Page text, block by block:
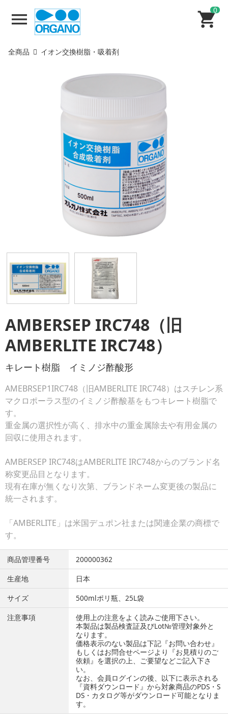
0
全商品 イオン交換樹脂・吸着剤
AMBERSEP IRC748（旧
AMBERLITE IRC748）
キレート樹脂 イミノジ酢酸形
AMEBRSEP1IRC748（旧AMBERLITE IRC748）はスチレン系
マクロポーラス型のイミノジ酢酸基をもつキレート樹脂で
す。
重金属の選択性が高く、排水中の重金属除去や有用金属の
回収に使用されます。
AMBERSEP IRC748はAMBERLITE IRC748からのブランド名
称変更品目となります。
現有在庫が無くなり次第、ブランドネーム変更後の製品に
統一されます。
「AMBERLITE」は米国デュポン社または関連企業の商標で
す。
商品管理番号
200000362
生産地
日本
サイズ
500mlポリ瓶、25L袋
注意事項
使用上の注意をよく読みご使用下さい。
本製品は製品検査証及びLot№管理対象外と
なります。
価格表示のない製品は下記『お問い合わせ』
もしくはお問合せページより『お見積りのご
依頼』を選択の上、ご要望などご記入下さ
い。
なお、会員ログインの後、以下に表示される
『資料ダウンロード』から対象商品のPDS・S
DS・カタログ等がダウンロード可能となりま
す。